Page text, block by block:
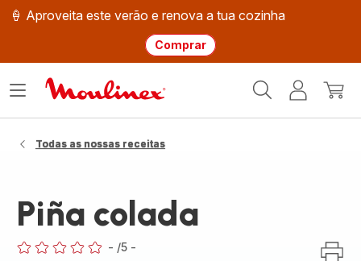
🍦 Aproveita este verão e renova a tua cozinha
Comprar
Moulinex
O
Abrir
Todas as nossas receitas
Piña colada
- /5 -